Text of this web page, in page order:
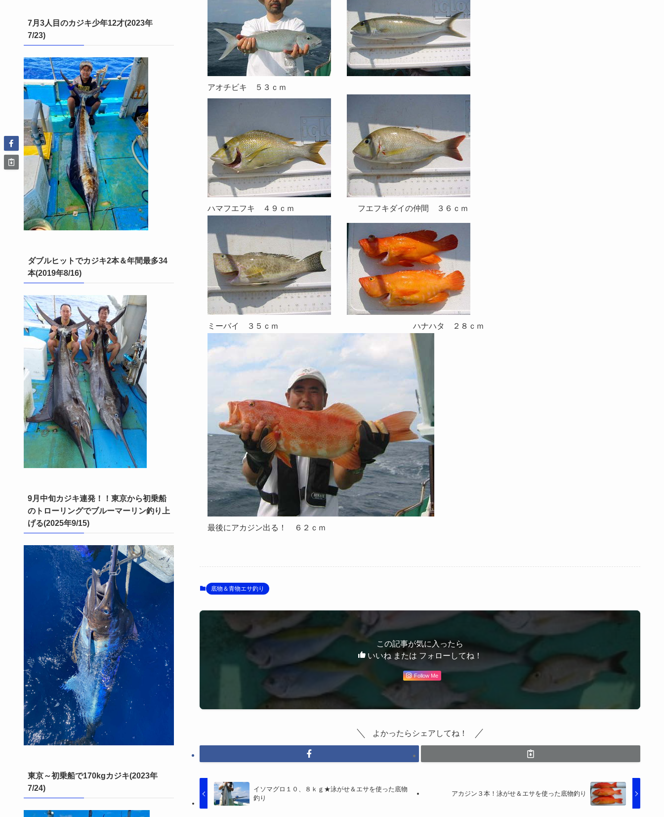
アオチビキ ５３ｃｍ
ハマフエフキ ４９ｃｍ フエフキダイの仲間 ３６ｃｍ
ミーバイ ３５ｃｍ ハナハタ ２８ｃｍ
最後にアカジン出る！ ６２ｃｍ
底物＆青物エサ釣り
この記事が気に入ったら
いいね または フォローしてね！
Follow Me
よかったらシェアしてね！
イソマグロ１０、８ｋｇ★泳がせ＆エサを使った底物
釣り
アカジン３本！泳がせ＆エサを使った底物釣り
7月3人目のカジキ少年12才(2023年
7/23)
ダブルヒットでカジキ2本＆年間最多34
本(2019年8/16)
9月中旬カジキ連発！！東京から初乗船
のトローリングでブルーマーリン釣り上
げる(2025年9/15)
東京～初乗船で170kgカジキ(2023年
7/24)